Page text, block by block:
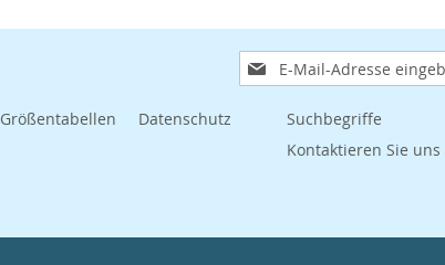
Anmeldung
zum
Größentabellen Datenschutz
Suchbegriffe
Kontaktieren Sie uns